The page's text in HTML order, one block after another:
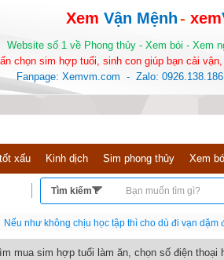
Xem Vận Mệnh- xem
Website số 1 về Phong thủy - Xem bói - Xem
chọn sim hợp tuổi, sinh con giúp bạn cải
Fanpage: Xemvm.com - Zalo:
xấu Kinh dịch Sim phong thủy Xem
Nếu như không chịu học tập thì cho dù đi vạn
mua sim hợp tuổi làm ăn, chọn số điện thoại